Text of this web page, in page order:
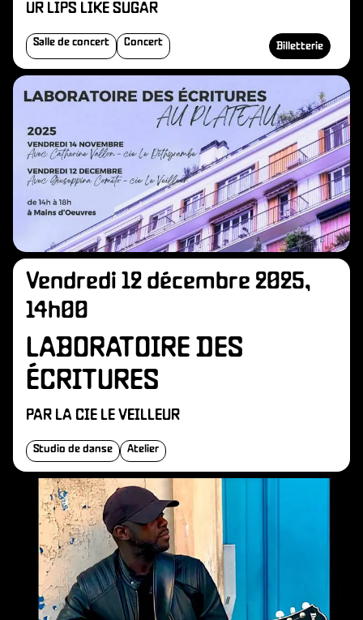
UR LIPS LIKE SUGAR
Salle de concert Concert Billetterie
Vendredi 12 décembre 2025,
14h00
LABORATOIRE DES
ÉCRITURES
PAR LA CIE LE VEILLEUR
Studio de danse Atelier